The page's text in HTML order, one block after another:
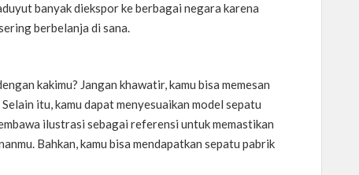
banyak diekspor ke berbagai negara karena
berbelanja di sana.
kakimu? Jangan khawatir, kamu bisa memesan
itu, kamu dapat menyesuaikan model sepatu
ilustrasi sebagai referensi untuk memastikan
Bahkan, kamu bisa mendapatkan sepatu pabrik